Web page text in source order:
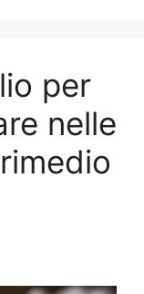
per
nelle